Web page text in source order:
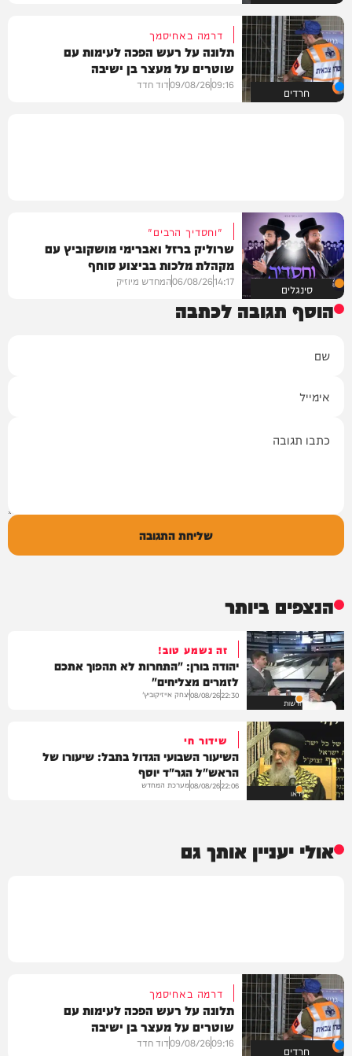
חרדים
דרמה באחיסמך
תלונה על רעש הפכה לעימות עם
שוטרים על מעצר בן ישיבה
09:16
09/08/26דוד חדד
סינגלים
"וחסדיך הרבים"
שרוליק ברזל ואברימי מושקוביץ עם
מקהלת מלכות בביצוע סוחף
14:17
06/08/26המחדש מיוזיק
הוסף תגובה לכתבה
שליחת התגובה
הנצפים ביותר
חדשות
זה נשמע טוב!
יהודה בורן: "התחרות לא תהפוך אתכם
לזמרים מצליחים"
22:30
08/08/26יצחק אייזיקוביץ'
וידאו
שידור חי
השיעור השבועי הגדול בתבל: שיעורו של
הראש"ל הגר"ד יוסף
22:06
08/08/26מערכת המחדש
אולי יעניין אותך גם
חרדים
דרמה באחיסמך
תלונה על רעש הפכה לעימות עם
שוטרים על מעצר בן ישיבה
09:16
09/08/26דוד חדד